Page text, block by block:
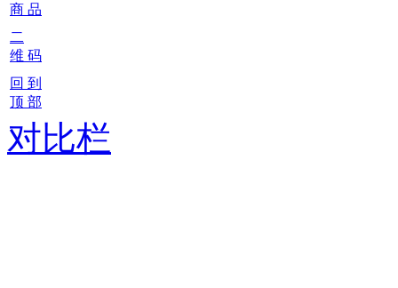
商 品
二
维 码
回 到
顶 部
对比栏